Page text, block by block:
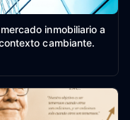
inmobiliario a
cambiante.